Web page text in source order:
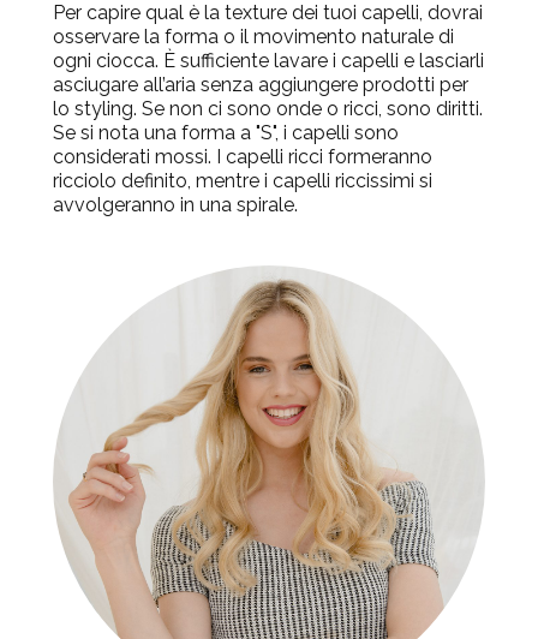
Per capire qual è la texture dei tuoi capelli, dovrai
osservare la forma o il movimento naturale di
ogni ciocca. È sufficiente lavare i capelli e lasciarli
asciugare all’aria senza aggiungere prodotti per
lo styling. Se non ci sono onde o ricci, sono diritti.
Se si nota una forma a "S", i capelli sono
considerati mossi. I capelli ricci formeranno
ricciolo definito, mentre i capelli riccissimi si
avvolgeranno in una spirale.